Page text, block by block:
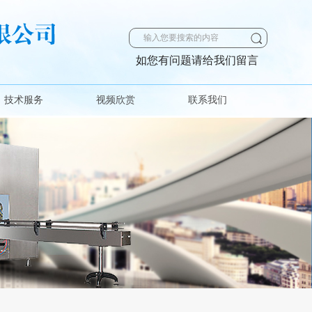
如您有问题请给我们留言
技术服务 视频欣赏 联系我们